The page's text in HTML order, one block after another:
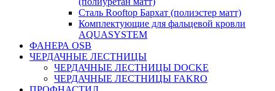
Сталь Rooftop Бархат (полиэстер матт)
Комплектующие для фальцевой кровли
AQUASYSTEM
ФАНЕРА OSB
ЧЕРДАЧНЫЕ ЛЕСТНИЦЫ
ЧЕРДАЧНЫЕ ЛЕСТНИЦЫ DOCKE
ЧЕРДАЧНЫЕ ЛЕСТНИЦЫ FAKRO